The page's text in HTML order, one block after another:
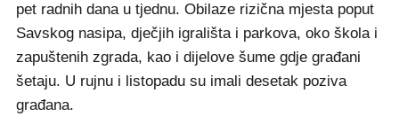
pet radnih dana u tjednu. Obilaze rizična mjesta poput
Savskog nasipa, dječjih igrališta i parkova, oko škola i
zapuštenih zgrada, kao i dijelove šume gdje građani
šetaju. U rujnu i listopadu su imali desetak poziva
građana.